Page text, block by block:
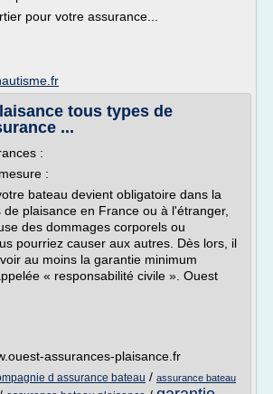
pour votre assurance...
tous types de
...
:
:
bateau devient obligatoire dans la
plaisance en France ou à l'étranger,
des dommages corporels ou
pourriez causer aux autres. Dès lors, il
au moins la garantie minimum
« responsabilité civile ». Ouest
assurances-plaisance.fr
d assurance bateau / assurance bateau